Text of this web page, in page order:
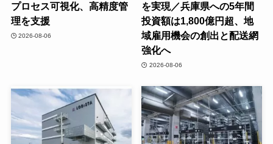
プロセス可視化、高精度管
理を支援
2026-08-06
を実現／兵庫県への5年間
投資額は1,800億円超、地
域雇用機会の創出と配送網
強化へ
2026-08-06